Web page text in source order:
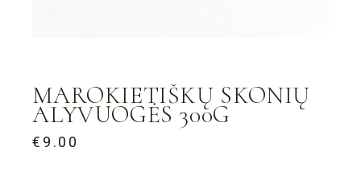
MAROKIETIŠKŲ SKONIŲ
ALYVUOGĖS 300G
€9.00